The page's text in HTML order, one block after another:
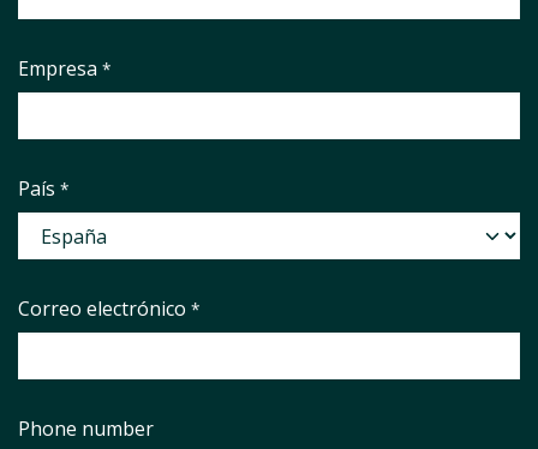
Empresa *
País *
Correo electrónico *
Phone number